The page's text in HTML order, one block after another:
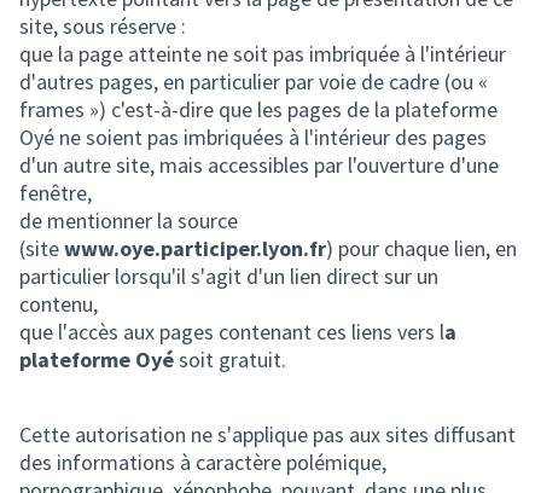
site, sous réserve :
que la page atteinte ne soit pas imbriquée à l'intérieur
d'autres pages, en particulier par voie de cadre (ou «
frames ») c'est-à-dire que les pages de la plateforme
Oyé ne soient pas imbriquées à l'intérieur des pages
d'un autre site, mais accessibles par l'ouverture d'une
fenêtre,
de mentionner la source
(sitewww.oye.participer.lyon.fr) pour chaque lien, en
particulier lorsqu'il s'agit d'un lien direct sur un
contenu,
que l'accès aux pages contenant ces liens vers la
plateforme Oyésoit gratuit.
Cette autorisation ne s'applique pas aux sites diffusant
des informations à caractère polémique,